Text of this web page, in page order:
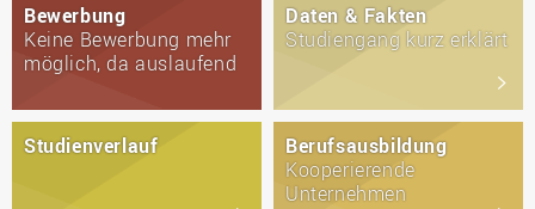
Bewerbung
Keine Bewerbung mehr
möglich, da auslaufend
Daten & Fakten
Studiengang kurz erklärt
Studienverlauf
Berufsausbildung
Kooperierende
Unternehmen